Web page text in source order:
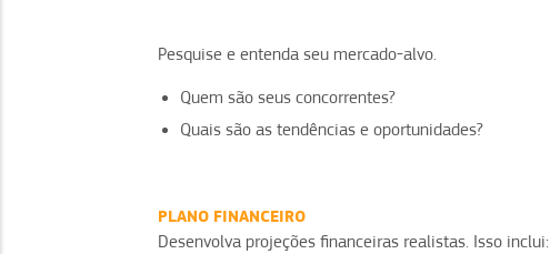
Pesquise e entenda seu mercado-alvo.
Quem são seus concorrentes?
Quais são as tendências e oportunidades?
PLANO FINANCEIRO
Desenvolva projeções financeiras realistas. Isso inclui: